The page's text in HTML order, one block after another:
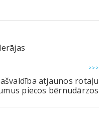
>>>
atjaunos rotaļu
piecos bērnudārzos